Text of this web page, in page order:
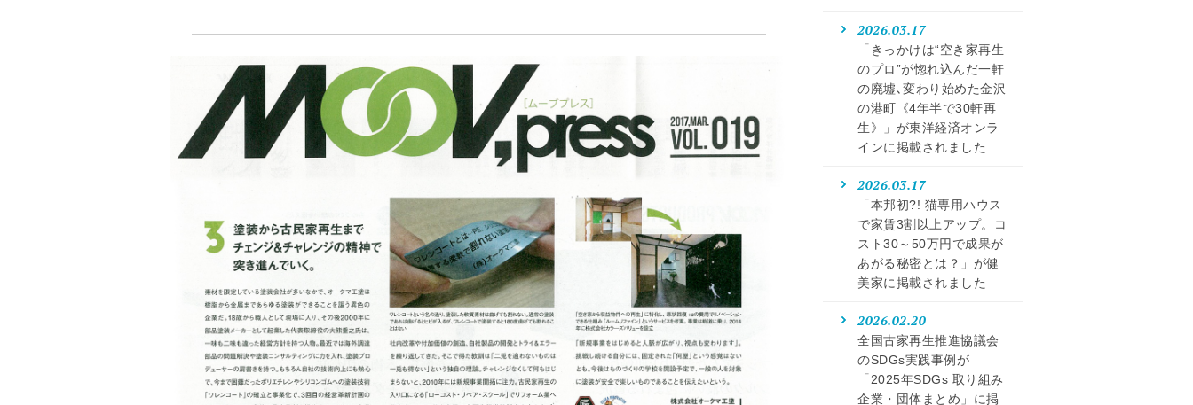
2026.03.17
「きっかけは“空き家再生
のプロ”が惚れ込んだ一軒
の廃墟､変わり始めた金沢
の港町《4年半で30軒再
生》」が東洋経済オンラ
インに掲載されました
2026.03.17
「本邦初?! 猫専用ハウス
で家賃3割以上アップ。コ
スト30～50万円で成果が
あがる秘密とは？」が健
美家に掲載されました
2026.02.20
全国古家再生推進協議会
のSDGs実践事例が
「2025年SDGs 取り組み
企業・団体まとめ」に掲